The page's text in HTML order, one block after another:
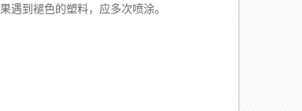
到褪色的塑料，应多次喷涂。